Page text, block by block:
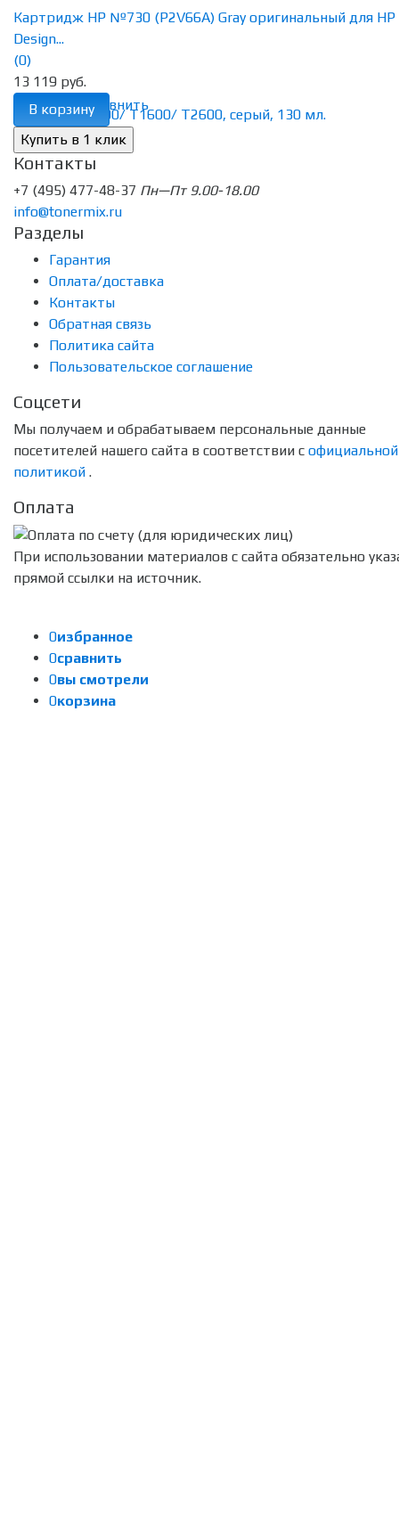
избранное сравнить
Картридж HP №730 (P2V66A) Gray оригинальный для HP
Design...
(0)
13 119 руб.
В корзину
Контакты
+7 (495) 477-48-37 Пн—Пт 9.00-18.00
info@tonermix.ru
Разделы
Гарантия
Оплата/доставка
Контакты
Обратная связь
Политика сайта
Пользовательское соглашение
Соцсети
Мы получаем и обрабатываем персональные данные
посетителей нашего сайта в соответствии с официальной
политикой .
Оплата
При использовании материалов с сайта обязательно
прямой ссылки на источник.
0избранное
0сравнить
0вы смотрели
0корзина